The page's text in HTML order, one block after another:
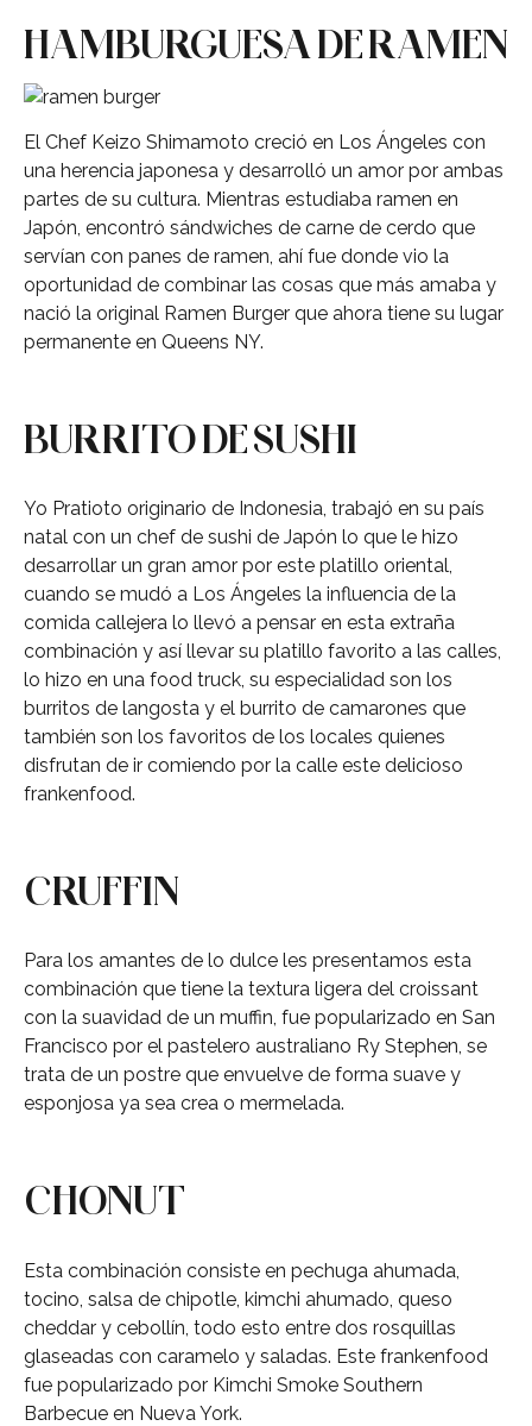
HAMBURGUESA DE RAMEN
El Chef Keizo Shimamoto creció en Los Ángeles con
una herencia japonesa y desarrolló un amor por ambas
partes de su cultura. Mientras estudiaba ramen en
Japón, encontró sándwiches de carne de cerdo que
servían con panes de ramen, ahí fue donde vio la
oportunidad de combinar las cosas que más amaba y
nació la original Ramen Burger que ahora tiene su lugar
permanente en Queens NY.
BURRITO DE SUSHI
Yo Pratioto originario de Indonesia, trabajó en su país
natal con un chef de sushi de Japón lo que le hizo
desarrollar un gran amor por este platillo oriental,
cuando se mudó a Los Ángeles la influencia de la
comida callejera lo llevó a pensar en esta extraña
combinación y así llevar su platillo favorito a las calles,
lo hizo en una food truck, su especialidad son los
burritos de langosta y el burrito de camarones que
también son los favoritos de los locales quienes
disfrutan de ir comiendo por la calle este delicioso
frankenfood.
CRUFFIN
Para los amantes de lo dulce les presentamos esta
combinación que tiene la textura ligera del croissant
con la suavidad de un muffin, fue popularizado en San
Francisco por el pastelero australiano Ry Stephen, se
trata de un postre que envuelve de forma suave y
esponjosa ya sea crea o mermelada.
CHONUT
Esta combinación consiste en pechuga ahumada,
tocino, salsa de chipotle, kimchi ahumado, queso
cheddar y cebollín, todo esto entre dos rosquillas
glaseadas con caramelo y saladas. Este frankenfood
fue popularizado por Kimchi Smoke Southern
Barbecue en Nueva York.